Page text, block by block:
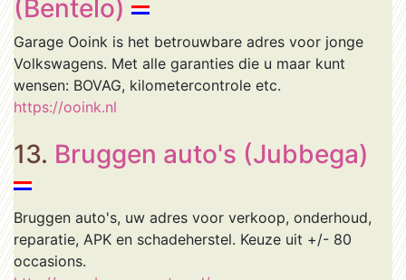
(Bentelo)
Garage Ooink is het betrouwbare adres voor jonge
Volkswagens. Met alle garanties die u maar kunt
wensen: BOVAG, kilometercontrole etc.
https://ooink.nl
13. Bruggen auto's (Jubbega)
Bruggen auto's, uw adres voor verkoop, onderhoud,
reparatie, APK en schadeherstel. Keuze uit +/- 80
occasions.